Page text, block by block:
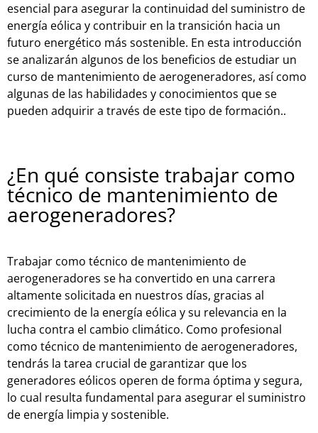
esencial para asegurar la continuidad del suministro de
energía eólica y contribuir en la transición hacia un
futuro energético más sostenible. En esta introducción
se analizarán algunos de los beneficios de estudiar un
curso de mantenimiento de aerogeneradores, así como
algunas de las habilidades y conocimientos que se
pueden adquirir a través de este tipo de formación..
¿En qué consiste trabajar como
técnico de mantenimiento de
aerogeneradores?
Trabajar como técnico de mantenimiento de
aerogeneradores se ha convertido en una carrera
altamente solicitada en nuestros días, gracias al
crecimiento de la energía eólica y su relevancia en la
lucha contra el cambio climático. Como profesional
como técnico de mantenimiento de aerogeneradores,
tendrás la tarea crucial de garantizar que los
generadores eólicos operen de forma óptima y segura,
lo cual resulta fundamental para asegurar el suministro
de energía limpia y sostenible.